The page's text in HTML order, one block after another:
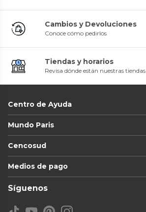
Cambios y Devoluciones
Conoce cómo pedirlos
Tiendas y horarios
Revisa dónde están nuestras tiendas
Centro de Ayuda
Mundo Paris
Cencosud
Medios de pago
Síguenos